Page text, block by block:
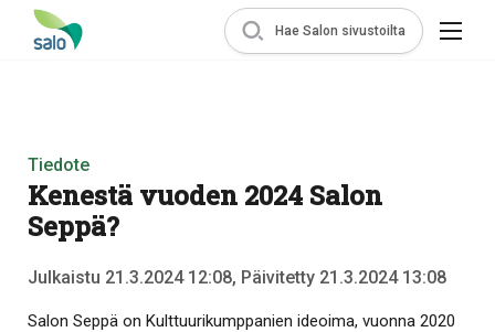
Hae Salon sivustoilta
Tiedote
Kenestä vuoden 2024 Salon
Seppä?
Julkaistu 21.3.2024 12:08, Päivitetty 21.3.2024 13:08
Salon Seppä on Kulttuurikumppanien ideoima, vuonna 2020